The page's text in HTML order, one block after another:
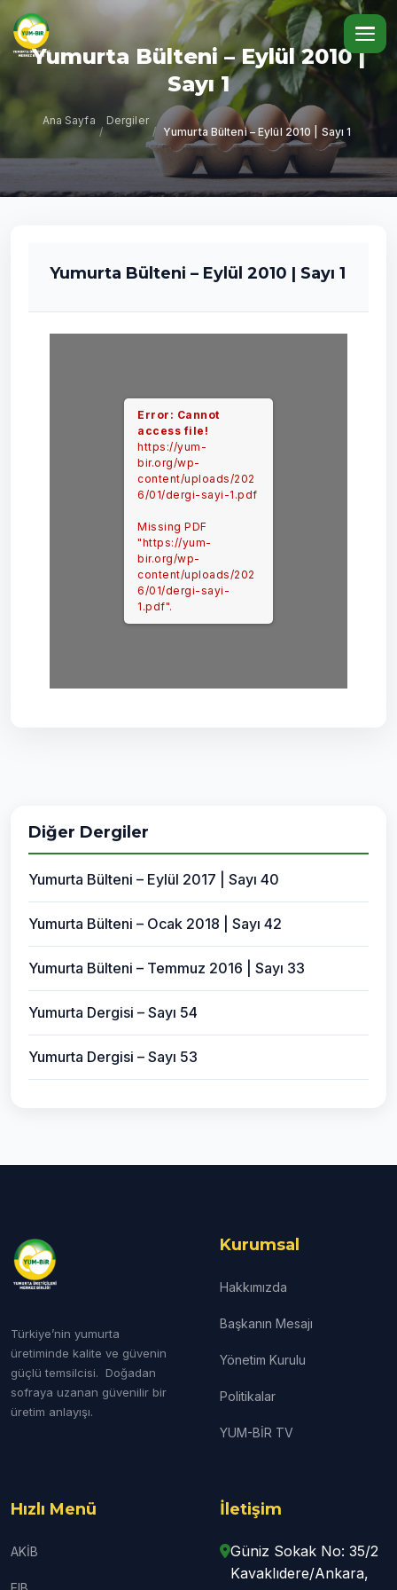
Yumurta Bülteni – Eylül 2010 |
Sayı 1
Ana Sayfa
/
Dergiler
/ Yumurta Bülteni – Eylül 2010 | Sayı 1
Yumurta Bülteni – Eylül 2010 | Sayı 1
Error: Cannot
access file!
https://yum-
bir.org/wp-
content/uploads/202
6/01/dergi-sayi-1.pdf
Missing PDF
"https://yum-
bir.org/wp-
content/uploads/202
6/01/dergi-sayi-
1.pdf".
Diğer Dergiler
Yumurta Bülteni – Eylül 2017 | Sayı 40
Yumurta Bülteni – Ocak 2018 | Sayı 42
Yumurta Bülteni – Temmuz 2016 | Sayı 33
Yumurta Dergisi – Sayı 54
Yumurta Dergisi – Sayı 53
Türkiye’nin yumurta
üretiminde kalite ve güvenin
güçlü temsilcisi. Doğadan
sofraya uzanan güvenilir bir
üretim anlayışı.
Kurumsal
Hakkımızda
Başkanın Mesajı
Yönetim Kurulu
Politikalar
YUM-BİR TV
Hızlı Menü
AKİB
İletişim
Güniz Sokak No: 35/2
Kavaklıdere/Ankara,